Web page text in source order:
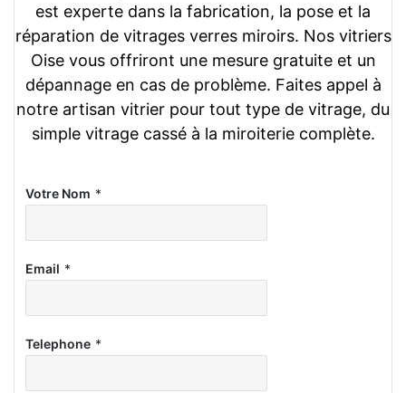
est experte dans la fabrication, la pose et la
réparation de vitrages verres miroirs. Nos vitriers
Oise vous offriront une mesure gratuite et un
dépannage en cas de problème. Faites appel à
notre artisan vitrier pour tout type de vitrage, du
simple vitrage cassé à la miroiterie complète.
Votre Nom *
Email *
Telephone *